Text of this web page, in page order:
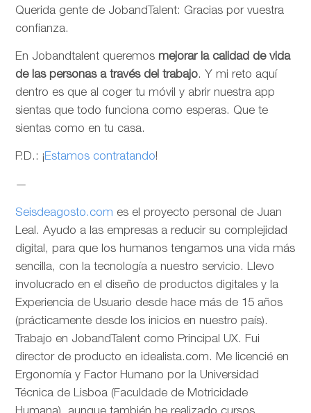
Querida gente de JobandTalent: Gracias por vuestra
confianza.
En Jobandtalent queremos mejorar la calidad de vida
de las personas a través del trabajo. Y mi reto aquí
dentro es que al coger tu móvil y abrir nuestra app
sientas que todo funciona como esperas. Que te
sientas como en tu casa.
P.D.: ¡Estamos contratando!
—
Seisdeagosto.com es el proyecto personal de Juan
Leal. Ayudo a las empresas a reducir su complejidad
digital, para que los humanos tengamos una vida más
sencilla, con la tecnología a nuestro servicio. Llevo
involucrado en el diseño de productos digitales y la
Experiencia de Usuario desde hace más de 15 años
(prácticamente desde los inicios en nuestro país).
Trabajo en JobandTalent como Principal UX. Fui
director de producto en idealista.com. Me licencié en
Ergonomía y Factor Humano por la Universidad
Técnica de Lisboa (Faculdade de Motricidade